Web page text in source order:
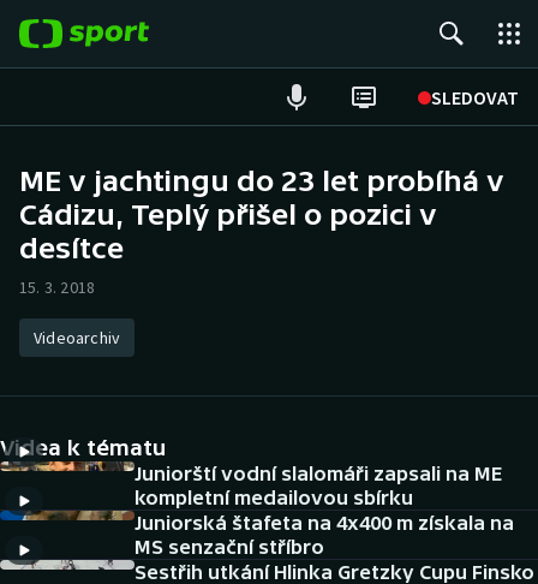
SLEDOVAT
Hokej
Atletika
DALŠÍ SPORTY
Americký fotbal
Baseball a softbal
NEPŘEHLÉDNĚTE
Soutěže
ME v jachtingu do 23 let probíhá v
Cádizu, Teplý přišel o pozici v
desítce
15. 3. 2018
Videoarchiv
Videa k tématu
Juniorští vodní slalomáři zapsali na ME
kompletní medailovou sbírku
Juniorská štafeta na 4x400 m získala na
MS senzační stříbro
Sestřih utkání Hlinka Gretzky Cupu Finsko